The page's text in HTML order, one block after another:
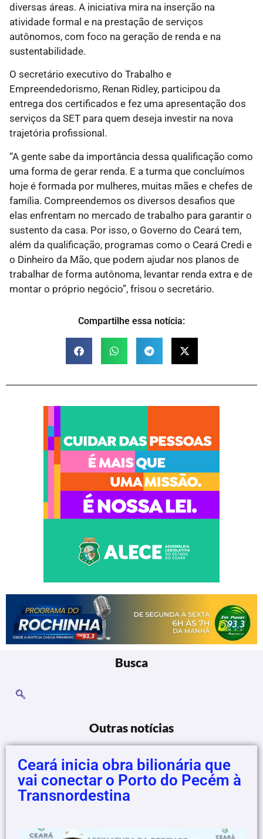
diversas áreas. A iniciativa mira na inserção na
atividade formal e na prestação de serviços
autônomos, com foco na geração de renda e na
sustentabilidade.
O secretário executivo do Trabalho e
Empreendedorismo, Renan Ridley, participou da
entrega dos certificados e fez uma apresentação dos
serviços da SET para quem deseja investir na nova
trajetória profissional.
“A gente sabe da importância dessa qualificação como
uma forma de gerar renda. E a turma que concluímos
hoje é formada por mulheres, muitas mães e chefes de
família. Compreendemos os diversos desafios que
elas enfrentam no mercado de trabalho para garantir o
sustento da casa. Por isso, o Governo do Ceará tem,
além da qualificação, programas como o Ceará Credi e
o Dinheiro da Mão, que podem ajudar nos planos de
trabalhar de forma autônoma, levantar renda extra e de
montar o próprio negócio”, frisou o secretário.
Compartilhe essa notícia:
Busca
Outras notícias
Ceará inicia obra bilionária que
vai conectar o Porto do Pecém à
Transnordestina